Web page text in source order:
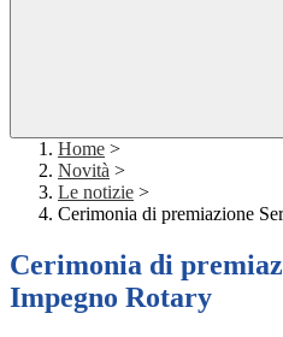
Home >
Novità >
Le notizie >
Cerimonia di premiazione
Cerimonia di
Impegno Rotary